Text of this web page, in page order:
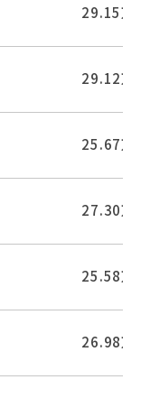
29.15万
29.12万
25.67万
27.30万
25.58万
26.98万